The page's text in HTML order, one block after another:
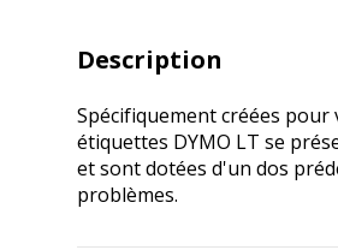
Description
Spécifiquement créées
étiquettes DYMO LT se
et sont dotées d'un dos
problèmes.